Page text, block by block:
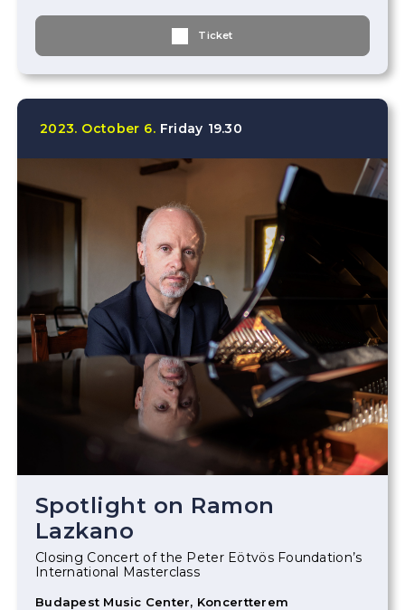
Ticket
2023. October 6. Friday 19.30
Spotlight on Ramon
Lazkano
Closing Concert of the Peter Eötvös Foundation’s
International Masterclass
Budapest Music Center, Koncertterem